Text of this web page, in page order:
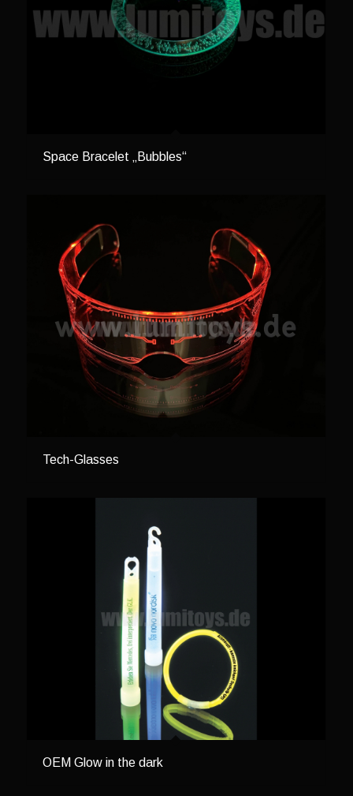
Space Bracelet „Bubbles“
Tech-Glasses
OEM Glow in the dark